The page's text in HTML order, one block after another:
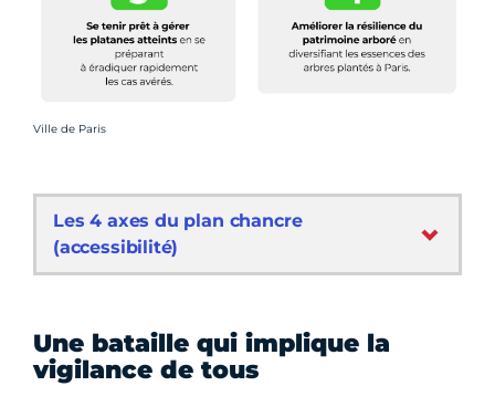
Crédit photo :
Ville de Paris
Les 4 axes du plan chancre
(accessibilité)
Une bataille qui implique la
vigilance de tous